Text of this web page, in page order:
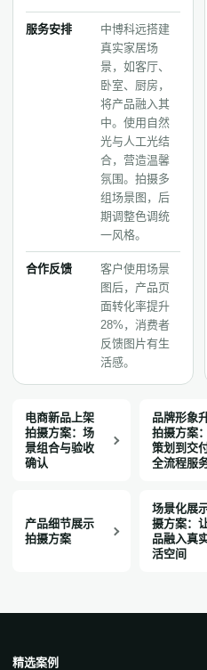
服务安排
中博科远搭建
真实家居场
景，如客厅、
卧室、厨房，
将产品融入其
中。使用自然
光与人工光结
合，营造温馨
氛围。拍摄多
组场景图，后
期调整色调统
一风格。
合作反馈
客户使用场景
图后，产品页
面转化率提升
28%，消费者
反馈图片有生
活感。
电商新品上架
拍摄方案：场
景组合与验收
确认
品牌形象
拍摄方案
策划到交
全流程服
产品细节展示
拍摄方案
场景化展
摄方案：
品融入真
活空间
精选案例